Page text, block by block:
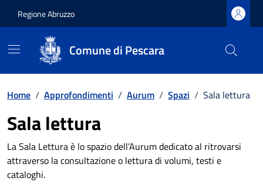
Regione Abruzzo
Comune di Pescara
Home / Approfondimenti / Aurum / Spazi / Sala lettura
Sala lettura
La Sala Lettura è lo spazio dell’Aurum dedicato al ritrovarsi
attraverso la consultazione o lettura di volumi, testi e
cataloghi.